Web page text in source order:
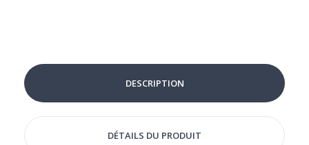
DESCRIPTION
DÉTAILS DU PRODUIT